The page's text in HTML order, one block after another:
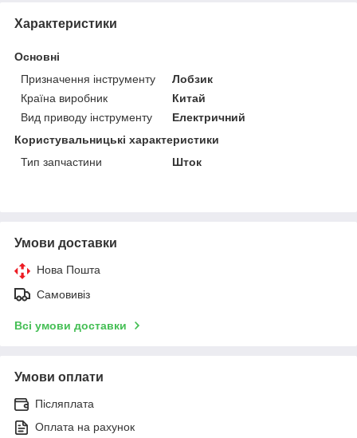
Характеристики
Основні
Призначення інструменту
Лобзик
Країна виробник
Китай
Вид приводу інструменту
Електричний
Користувальницькі характеристики
Тип запчастини
Шток
Умови доставки
Нова Пошта
Самовивіз
Всі умови доставки
Умови оплати
Післяплата
Оплата на рахунок